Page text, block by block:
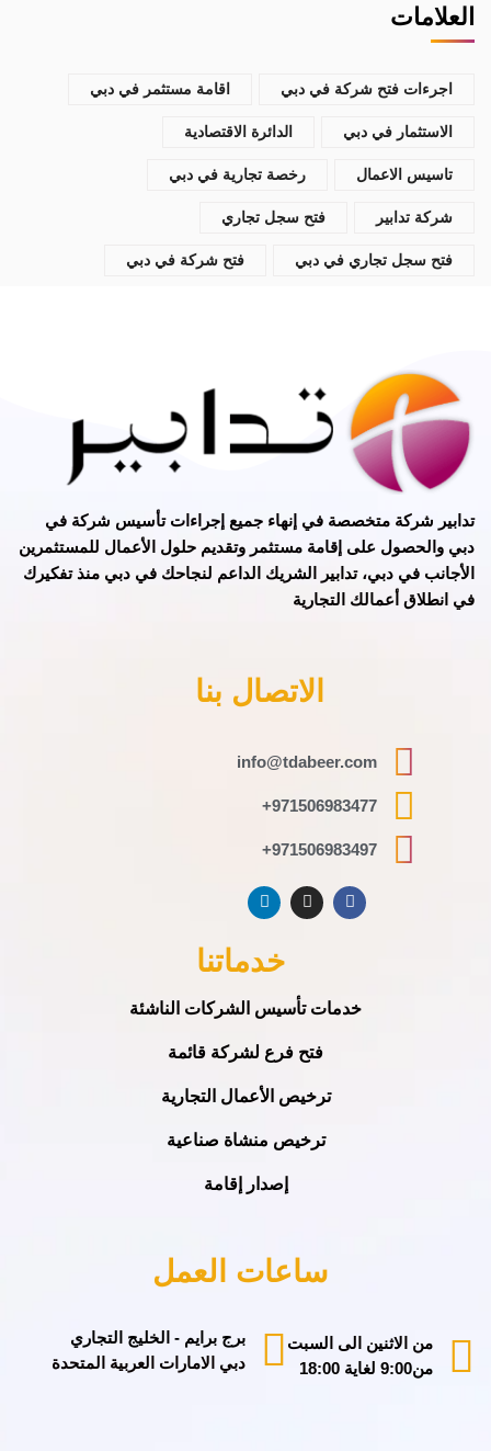
العلامات
اجرءات فتح شركة في دبي اقامة مستثمر في دبي
الاستثمار في دبي الدائرة الاقتصادية
تاسيس الاعمال رخصة تجارية في دبي
شركة تدابير فتح سجل تجاري
فتح سجل تجاري في دبي فتح شركة في دبي
تدابير شركة متخصصة في إنهاء جميع إجراءات تأسيس شركة في
دبي و الحصول على إقامة مستثمر وتقديم حلول الأعمال للمستثمرين
الأجانب في دبي، تدابير الشريك الداعم لنجاحك في دبي منذ تفكيرك
في انطلاق أعمالك التجارية
الاتصال بنا
info@tdabeer.com
971506983477+
971506983497+
خدماتنا
خدمات تأسيس الشركات الناشئة
فتح فرع لشركة قائمة
ترخيص الأعمال التجارية
ترخيص منشاة صناعية
إصدار إقامة
ساعات العمل
من الاثنين الى السبت
من9:00 لغاية 18:00
برج برايم - الخليج التجاري
دبي الامارات العربية المتحدة